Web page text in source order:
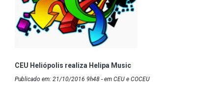
CEU Heliópolis realiza Helipa Music
Publicado em: 21/10/2016 9h48 - em CEU e COCEU